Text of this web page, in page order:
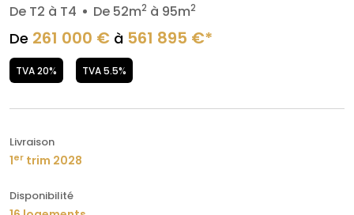
De T2 à T4 De 52m2 à 95m2
De 261 000 € à 561 895 €*
TVA 20% TVA 5.5%
Livraison
1er trim 2028
Disponibilité